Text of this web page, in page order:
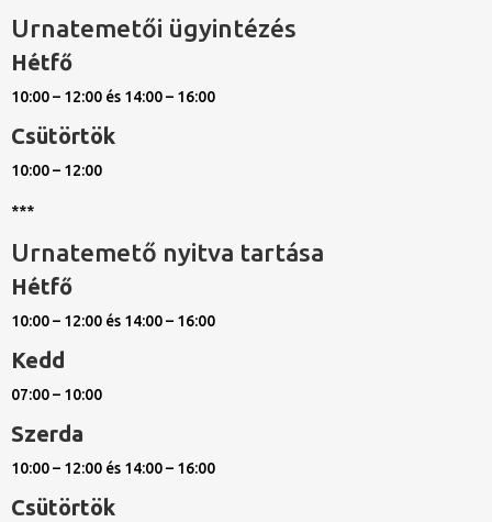
Urnatemetői ügyintézés
Hétfő
10:00 – 12:00 és 14:00 – 16:00
Csütörtök
10:00 – 12:00
***
Urnatemető nyitva tartása
Hétfő
10:00 – 12:00 és 14:00 – 16:00
Kedd
07:00 – 10:00
Szerda
10:00 – 12:00 és 14:00 – 16:00
Csütörtök